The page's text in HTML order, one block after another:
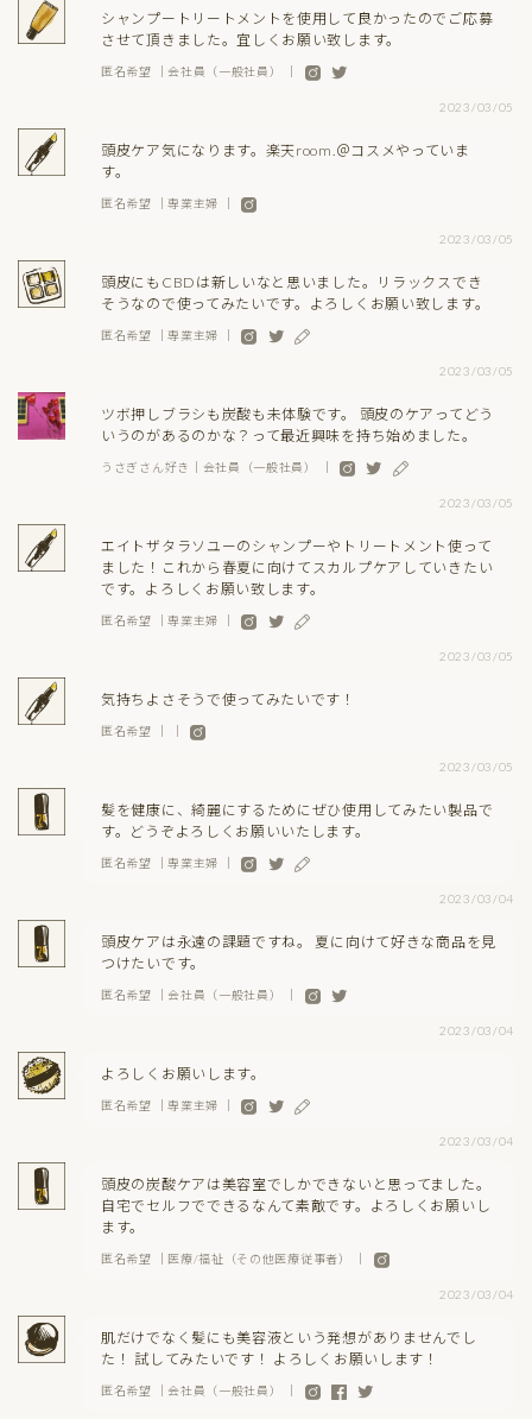
シャンプートリートメントを使用して良かったのでご応募
させて頂きました。宜しくお願い致します。
匿名希望 ｜会社員（一般社員） ｜
2023/03/05
頭皮ケア気になります。楽天room.＠コスメやっていま
す。
匿名希望 ｜専業主婦 ｜
2023/03/05
頭皮にもCBDは新しいなと思いました。リラックスでき
そうなので使ってみたいです。よろしくお願い致します。
匿名希望 ｜専業主婦 ｜
2023/03/05
ツボ押しブラシも炭酸も未体験です。 頭皮のケアってどう
いうのがあるのかな？って最近興味を持ち始めました。
うさぎさん好き｜会社員（一般社員） ｜
2023/03/05
エイトザタラソユーのシャンプーやトリートメント使って
ました！これから春夏に向けてスカルプケアしていきたい
です。よろしくお願い致します。
匿名希望 ｜専業主婦 ｜
2023/03/05
気持ちよさそうで使ってみたいです！
匿名希望 ｜ ｜
2023/03/05
髪を健康に、綺麗にするためにぜひ使用してみたい製品で
す。どうぞよろしくお願いいたします。
匿名希望 ｜専業主婦 ｜
2023/03/04
頭皮ケアは永遠の課題ですね。 夏に向けて好きな商品を見
つけたいです。
匿名希望 ｜会社員（一般社員） ｜
2023/03/04
よろしくお願いします。
匿名希望 ｜専業主婦 ｜
2023/03/04
頭皮の炭酸ケアは美容室でしかできないと思ってました。
自宅でセルフでできるなんて素敵です。よろしくお願いし
ます。
匿名希望 ｜医療/福祉（その他医療従事者） ｜
2023/03/04
肌だけでなく髪にも美容液という発想がありませんでし
た！ 試してみたいです！ よろしくお願いします！
匿名希望 ｜会社員（一般社員） ｜